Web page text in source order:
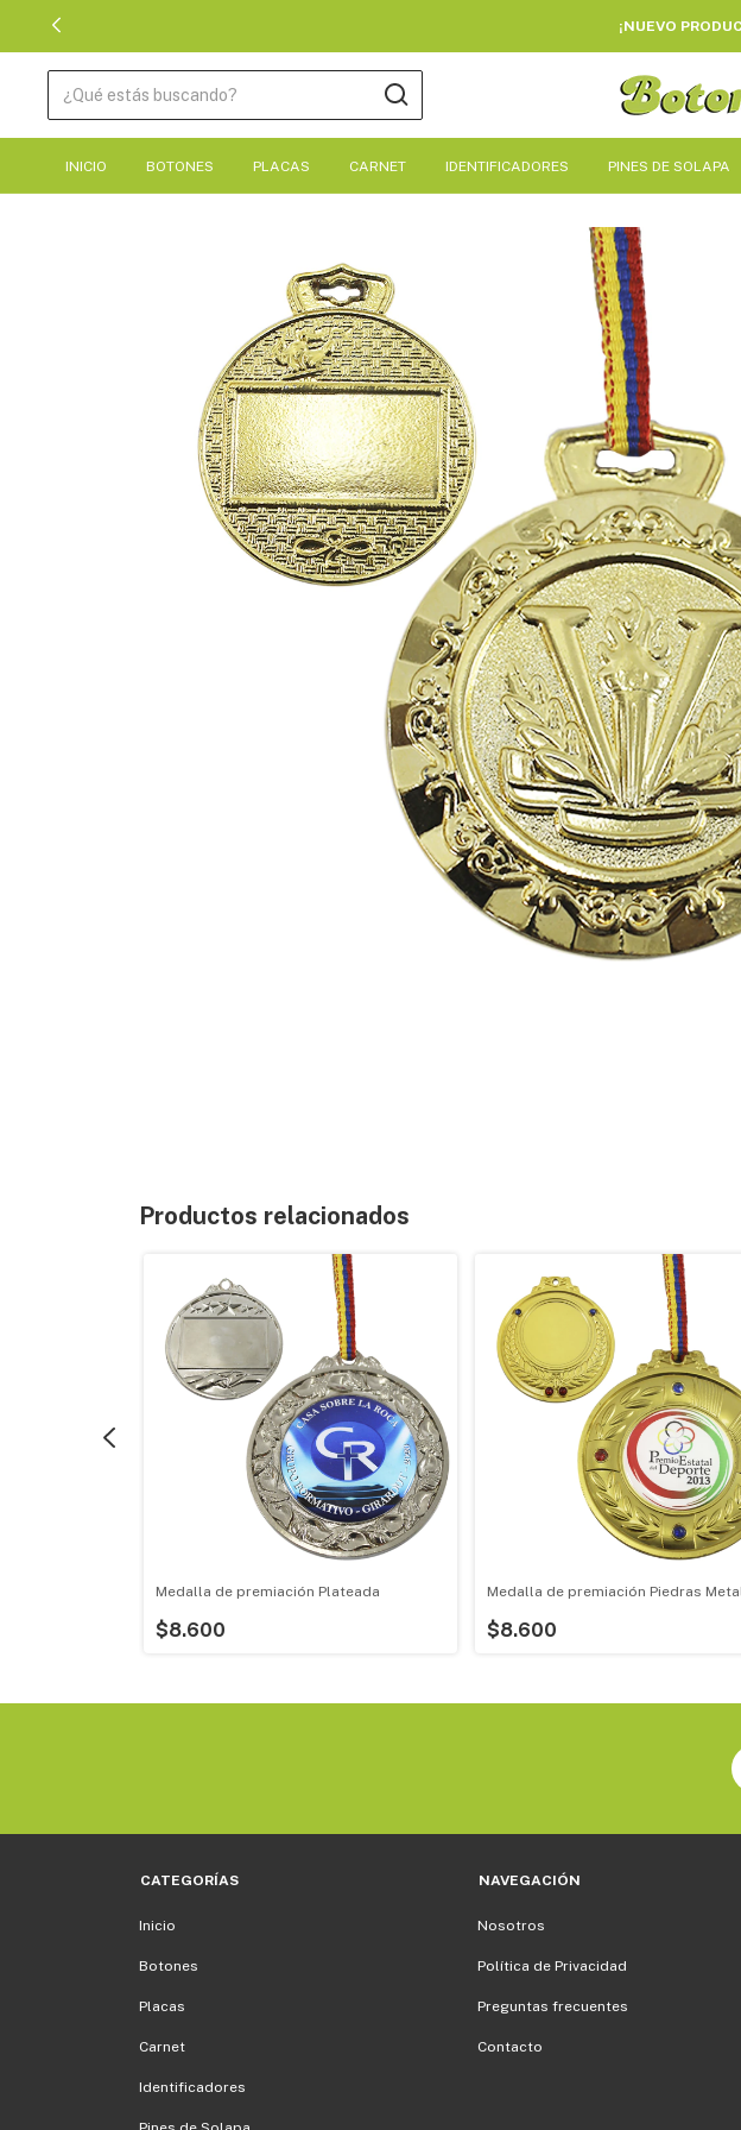
¡NUEVO
INICIO BOTONES PLACAS CARNET IDENTIFICADORES PINES DE SOLAPA
Productos relacionados
Medalla de premiación Plateada
$8.600
Medalla de premiación Piedras
$8.600
CATEGORÍAS
Inicio
Botones
Placas
Carnet
Identificadores
NAVEGACIÓN
Nosotros
Política de Privacidad
Preguntas frecuentes
Contacto